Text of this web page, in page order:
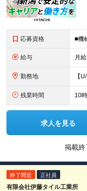
応募資格
給与
勤務地
残業時間 10
求人を見る
掲載終
終了間近 正社員
有限会社伊藤タイル工業所